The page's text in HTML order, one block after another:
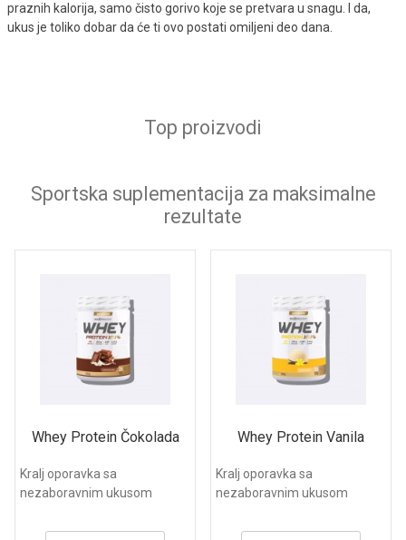
praznih kalorija, samo čisto gorivo koje se pretvara u snagu. I da,
ukus je toliko dobar da će ti ovo postati omiljeni deo dana.
Top proizvodi
Sportska suplementacija za maksimalne
rezultate
Whey Protein Čokolada
Kralj oporavka sa
nezaboravnim ukusom
Whey Protein Vanila
Kralj oporavka sa
nezaboravnim ukusom